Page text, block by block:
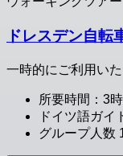
ドレスデン自転
一時的にご利用い
所要時間：3
ドイツ語ガイ
グループ人数